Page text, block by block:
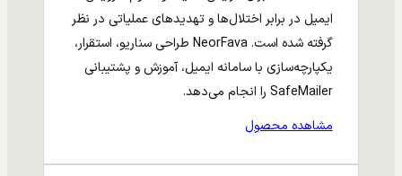
ایمیل در برابر اختلال‌ها و تهدیدهای عملیاتی در نظر
گرفته شده است. NeorFava طراحی سناریو، استقرار،
یکپارچه‌سازی با سامانه ایمیل، آموزش و پشتیبانی
SafeMailer را انجام می‌دهد.
مشاهده محصول